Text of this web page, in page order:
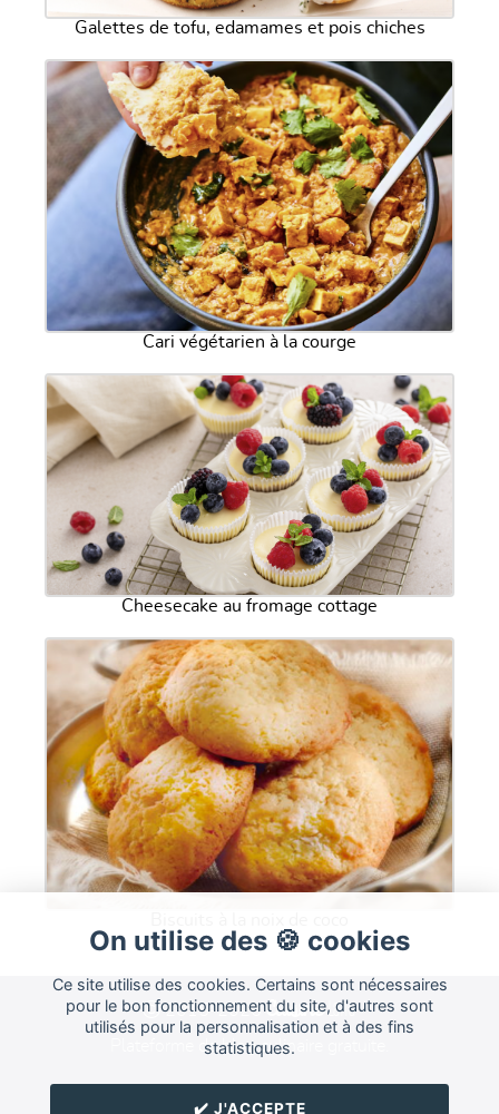
Galettes de tofu, edamames et pois chiches
Cari végétarien à la courge
Cheesecake au fromage cottage
On utilise des 🍪 cookies
Ce site utilise des cookies. Certains sont nécessaires
pour le bon fonctionnement du site, d'autres sont
utilisés pour la personnalisation et à des fins
statistiques.
✔️ J'ACCEPTE
2015-2026CuisineLand
Plateforme de blog culinaire gratuite.
FAQ